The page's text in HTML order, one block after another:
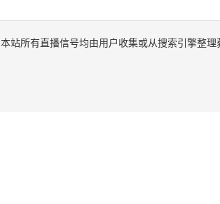
本站所有直播信号均由用户收集或从搜索引擎整